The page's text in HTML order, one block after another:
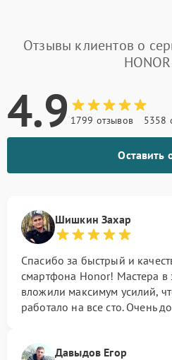
Отзывы клиентов о
4.9 1799 отзывов 5358
Оставить
Шишкин Захар
Спасибо за быстрый и
смартфона Honor! Мастера в
вложили максимум усилий,
работало на все сто. Очень
Давыдов Егор